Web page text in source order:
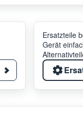
Ersatzteile
Gerät